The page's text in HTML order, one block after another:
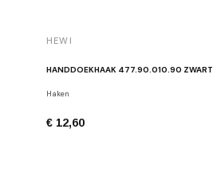
HEWI
HANDDOEKHAAK 477.90.010.90 ZWART
Haken
€ 12,60